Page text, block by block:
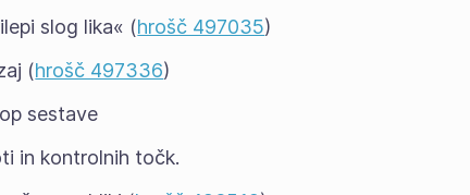
slog lika« (hrošč 497035)
(hrošč 497336)
sestave
in kontrolnih točk.